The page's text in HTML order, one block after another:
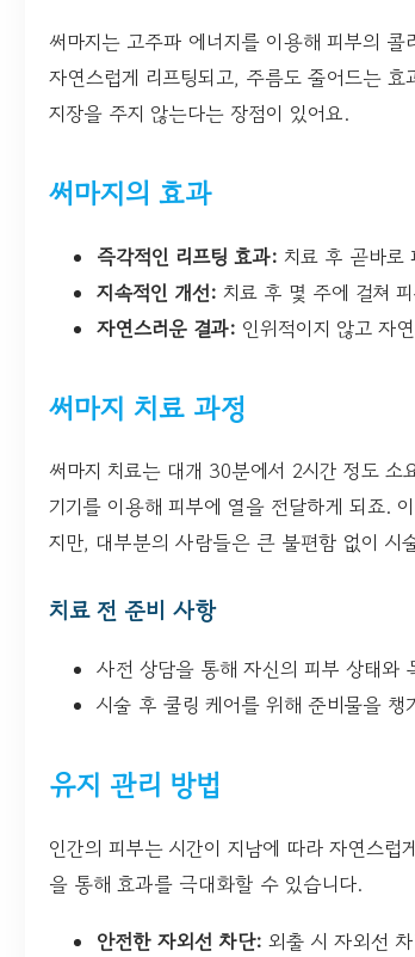
써마지는 고주파 에너지를 이용해 피부의
자연스럽게 리프팅되고, 주름도 줄어드는
지장을 주지 않는다는 장점이 있어요.
써마지의 효과
즉각적인 리프팅 효과: 치료 후 곧바로
지속적인 개선: 치료 후 몇 주에 걸쳐
자연스러운 결과: 인위적이지 않고 자
써마지 치료 과정
써마지 치료는 대개 30분에서 2시간 정도
기기를 이용해 피부에 열을 전달하게 되죠.
지만, 대부분의 사람들은 큰 불편함 없이 시
치료 전 준비 사항
사전 상담을 통해 자신의 피부 상태와
시술 후 쿨링 케어를 위해 준비물을 챙
유지 관리 방법
인간의 피부는 시간이 지남에 따라 자연스
을 통해 효과를 극대화할 수 있습니다.
안전한 자외선 차단: 외출 시 자외선